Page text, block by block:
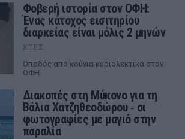
Φοβερή ιστορία στον ΟΦΗ:
Ένας κάτοχος εισιτηρίου
διαρκείας είναι μόλις 2 μηνών
ΧΤΕΣ
Οπαδός από κούνια κυριολεκτικά στον
ΟΦΗ
Διακοπές στη Μύκονο για τη
Βάλια Χατζηθεοδώρου ‑ οι
φωτογραφίες με μαγιό στην
παραλία